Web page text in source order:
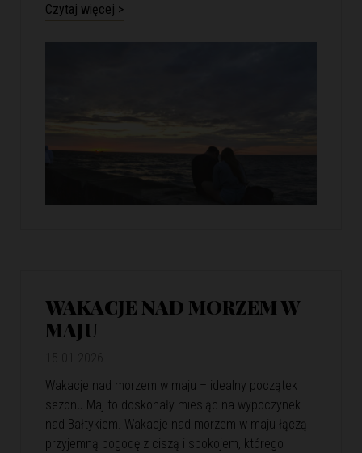
Czytaj więcej >
WAKACJE NAD MORZEM W
MAJU
Wakacje nad morzem w maju – idealny początek
sezonu Maj to doskonały miesiąc na wypoczynek
nad Bałtykiem. Wakacje nad morzem w maju łączą
przyjemną pogodę z ciszą i spokojem, którego